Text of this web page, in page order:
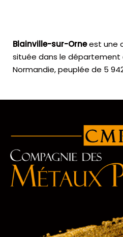
Blainville-sur-Orneest une
située dans le département
Normandie, peuplée de 5